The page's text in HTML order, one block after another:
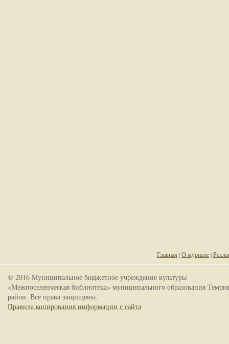
Главная |О журнале|
© 2016 Муниципальное бюджетное учреждение культуры
«Межпоселенческая библиотека» муниципального образования
район. Все права защищены.
Правила копирования информации с сайта